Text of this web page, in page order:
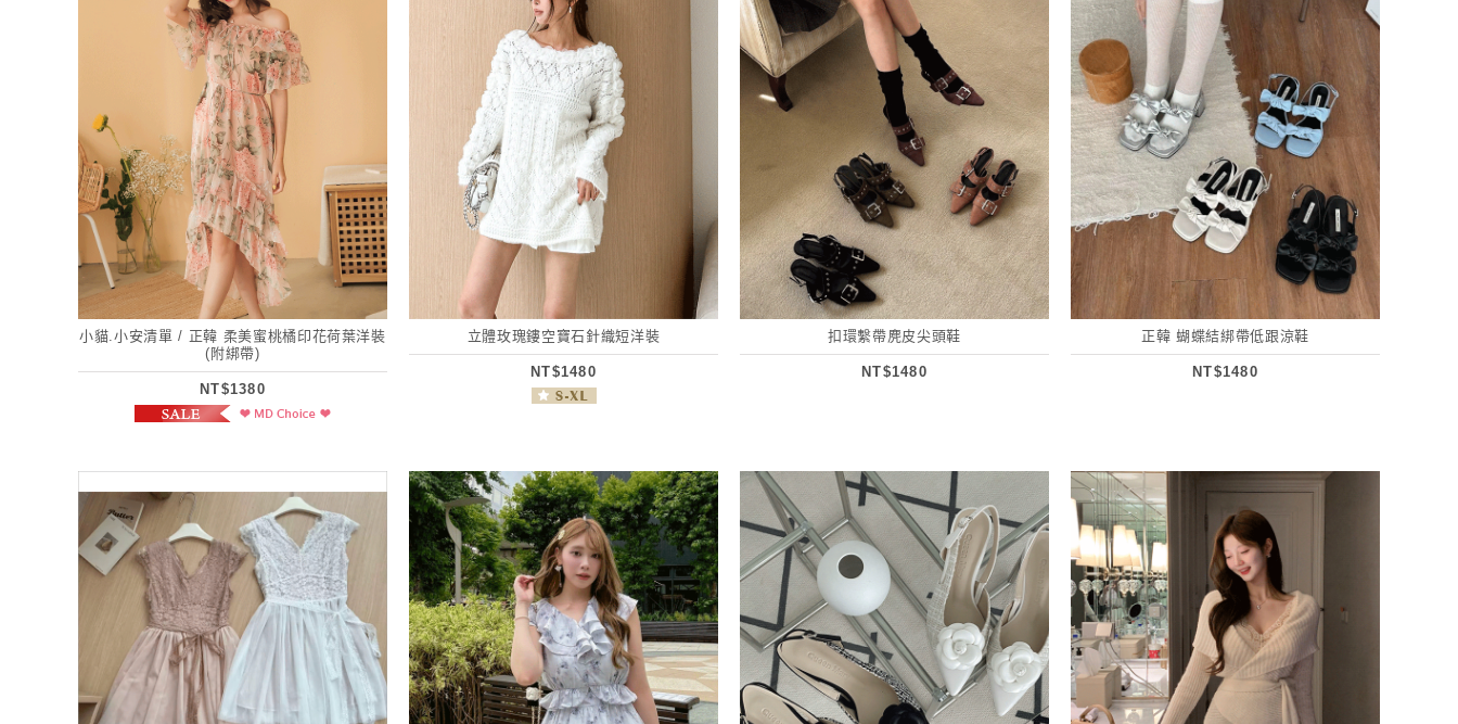
小貓.小安清單 / 正韓 柔美蜜桃橘印花荷葉洋裝
(附綁帶)
NT$1380
立體玫瑰鏤空寶石針織短洋裝
NT$1480
扣環繫帶麂皮尖頭鞋
NT$1480
正韓 蝴蝶結綁帶低跟涼鞋
NT$1480